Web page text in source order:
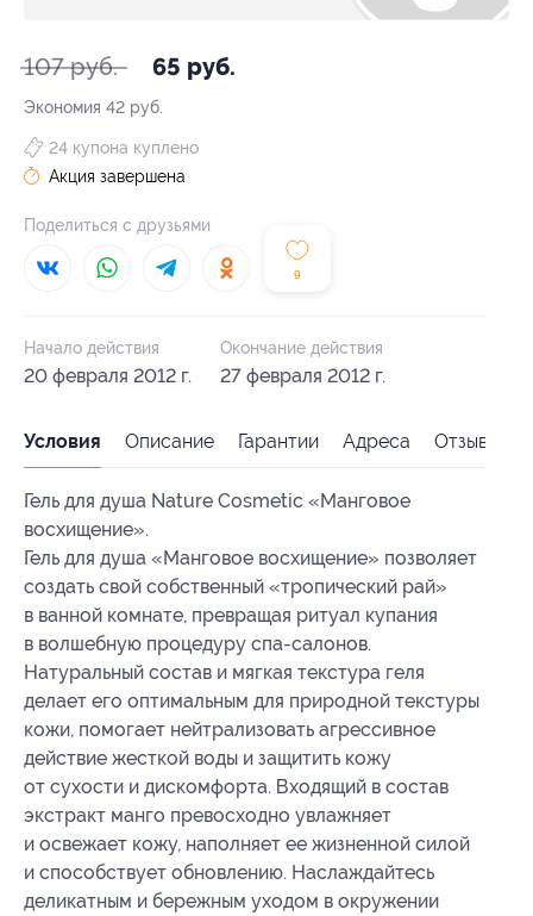
107 руб. 65 руб.
Экономия 42 руб.
9
24 купона куплено
Акция завершена
Поделиться с друзьями
Начало действия
20 февраля 2012 г.
Окончание действия
27 февраля 2012 г.
Условия Описание Гарантии Адреса Отзывы
Гель для душа Nature Cosmetic «Манговое
восхищение».
Гель для душа «Манговое восхищение» позволяет
создать свой собственный «тропический рай»
в ванной комнате, превращая ритуал купания
в волшебную процедуру спа-салонов.
Натуральный состав и мягкая текстура геля
делает его оптимальным для природной текстуры
кожи, помогает нейтрализовать агрессивное
действие жесткой воды и защитить кожу
от сухости и дискомфорта. Входящий в состав
экстракт манго превосходно увлажняет
и освежает кожу, наполняет ее жизненной силой
и способствует обновлению. Наслаждайтесь
деликатным и бережным уходом в окружении